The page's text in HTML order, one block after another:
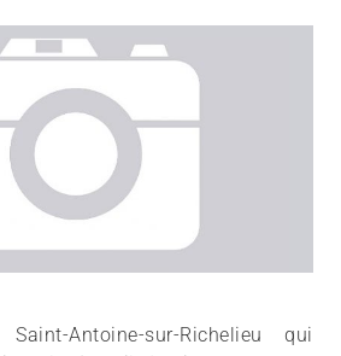
Antoine-sur-Richelieu qui